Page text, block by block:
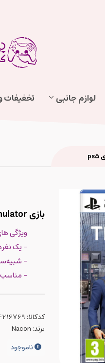
لوازم جانبی تخفیفات
بازی Train Life: A Railway Simulator برای ps5
ویژگی
- یک
-
- مناسب
کدکالا:
برند: Nacon
ناموجود